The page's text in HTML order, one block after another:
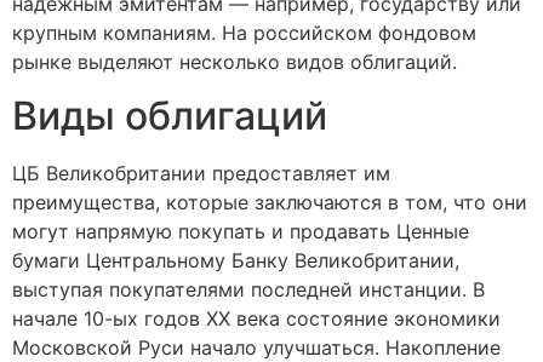
крупным компаниям. На российском фондовом
рынке выделяют несколько видов облигаций.
Виды облигаций
ЦБ Великобритании предоставляет им
преимущества, которые заключаются в том, что они
могут напрямую покупать и продавать Ценные
бумаги Центральному Банку Великобритании,
выступая покупателями последней инстанции. В
начале 10-ых годов XX века состояние экономики
Московской Руси начало улучшаться. Накопление